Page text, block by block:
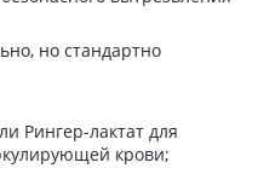
но стандартно
Рингер-лактат для
крови;